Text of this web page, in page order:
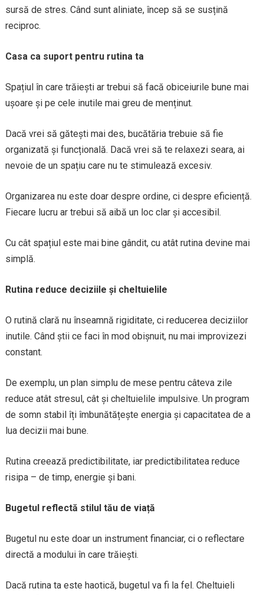
sursă de stres. Când sunt aliniate, încep să se susțină
reciproc.
Casa ca suport pentru rutina ta
Spațiul în care trăiești ar trebui să facă obiceiurile bune mai
ușoare și pe cele inutile mai greu de menținut.
Dacă vrei să gătești mai des, bucătăria trebuie să fie
organizată și funcțională. Dacă vrei să te relaxezi seara, ai
nevoie de un spațiu care nu te stimulează excesiv.
Organizarea nu este doar despre ordine, ci despre eficiență.
Fiecare lucru ar trebui să aibă un loc clar și accesibil.
Cu cât spațiul este mai bine gândit, cu atât rutina devine mai
simplă.
Rutina reduce deciziile și cheltuielile
O rutină clară nu înseamnă rigiditate, ci reducerea deciziilor
inutile. Când știi ce faci în mod obișnuit, nu mai improvizezi
constant.
De exemplu, un plan simplu de mese pentru câteva zile
reduce atât stresul, cât și cheltuielile impulsive. Un program
de somn stabil îți îmbunătățește energia și capacitatea de a
lua decizii mai bune.
Rutina creează predictibilitate, iar predictibilitatea reduce
risipa – de timp, energie și bani.
Bugetul reflectă stilul tău de viață
Bugetul nu este doar un instrument financiar, ci o reflectare
directă a modului în care trăiești.
Dacă rutina ta este haotică, bugetul va fi la fel. Cheltuieli